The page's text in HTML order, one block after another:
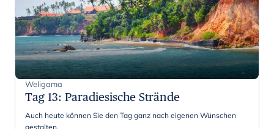
Weligama
Tag 13: Paradiesische Strände
Auch heute können Sie den Tag ganz nach eigenen Wünschen
gestalten.